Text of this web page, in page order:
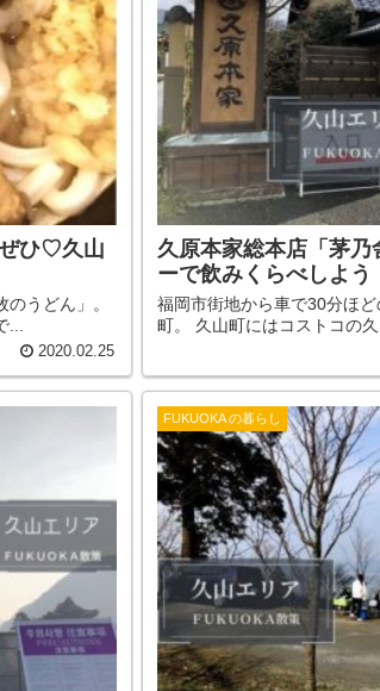
ひ♡久山
うどん」。
2020.02.25
久原本家総本店「茅
ーで飲みくらべしよう
福岡市街地から車で30分ほ
町。 久山町にはコストコの久
FUKUOKA の暮らし